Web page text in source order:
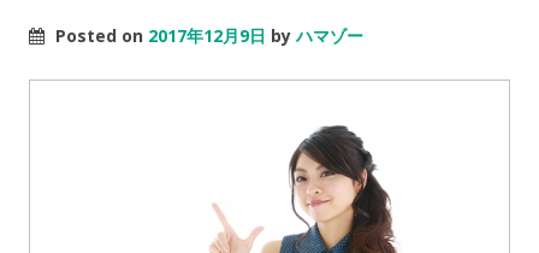
Posted on 2017年12月9日 byハマゾー